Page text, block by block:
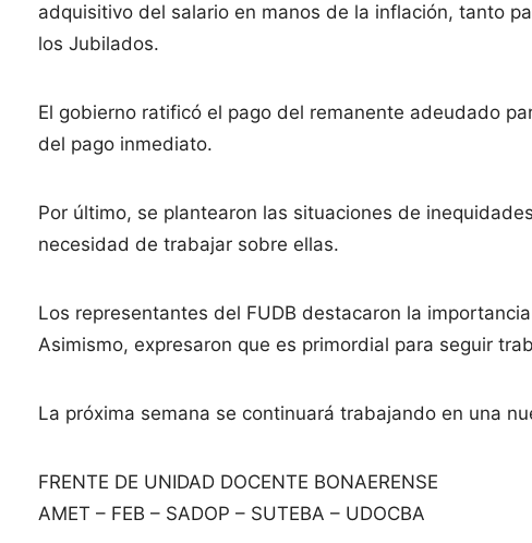
adquisitivo del salario en manos de la inflación, tanto
los Jubilados.
El gobierno ratificó el pago del remanente adeudado
del pago inmediato.
Por último, se plantearon las situaciones de
necesidad de trabajar sobre ellas.
Los representantes del FUDB destacaron la
Asimismo, expresaron que es primordial para seguir
La próxima semana se continuará trabajando en una
FRENTE DE UNIDAD DOCENTE BONAERENSE
AMET – FEB – SADOP – SUTEBA – UDOCBA